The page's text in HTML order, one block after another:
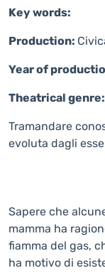
Key words:
Production:
Year of
Theatrical genre:
Tramandare
evoluta dagli
Sapere che
mamma ha
fiamma del gas,
ha motivo di